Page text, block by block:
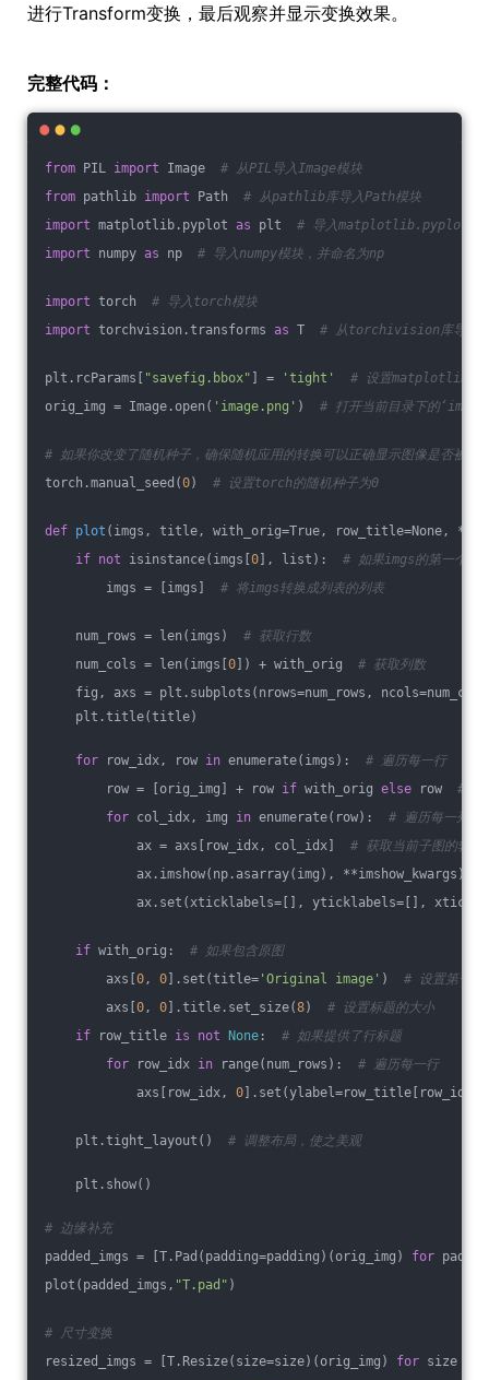
进行Transform变换，最后观察并显示变换效果。
完整代码：
from PIL import Image # 从PIL导入Image模块
from pathlib import Path # 从pathlib库导入Path模块
import matplotlib.pyplot as plt # 导入matplotlib.pyplot模
import numpy as np # 导入numpy模块，并命名为np
import torch # 导入torch模块
import torchvision.transforms as T # 从torchivision库导入
plt.rcParams[ "savefig.bbox" ] = 'tight'
# 设置matplotlib的参
orig_img = Image.open( 'image.png' ) # 打开当前目录下的
# 如果你改变了随机种子，确保随机应用的转换可以正确显示图像是否被转
torch.manual_seed(0) # 设置torch的随机种子为0
def plot (imgs, title, with_orig=True, row_title=None,
if not isinstance(imgs[0], list): # 如果imgs的第一个元
imgs = [imgs] # 将imgs转换成列表的列表
num_rows = len(imgs) # 获取行数
num_cols = len(imgs[0]) + with_orig # 获取列数
fig, axs = plt.subplots(nrows=num_rows,
plt.title(title)
for row_idx, row in enumerate(imgs): # 遍历每一行
row = [orig_img] + row if with_orig else row #
for col_idx, img in enumerate(row): # 遍历每一列
ax = axs[row_idx, col_idx] # 获取当前子图的轴
ax.imshow(np.asarray(img), **imshow_kwargs)
ax.set(xticklabels=[], yticklabels=[],
if with_orig: # 如果包含原图
axs[0 , 0].set(title= 'Original image' ) # 设置第一个
axs[0 , 0].title.set_size(8) # 设置标题的大小
if row_title is not None : # 如果提供了行标题
for row_idx in range(num_rows): # 遍历每一行
axs[row_idx, 0
plt.tight_layout() # 调整布局，使之美观
plt.show()
# 边缘补充
padded_imgs = [T.Pad(padding=padding)(orig_img) for
plot(padded_imgs, "T.pad" )
# 尺寸变换
resized_imgs = [T.Resize(size=size)(orig_img) for size